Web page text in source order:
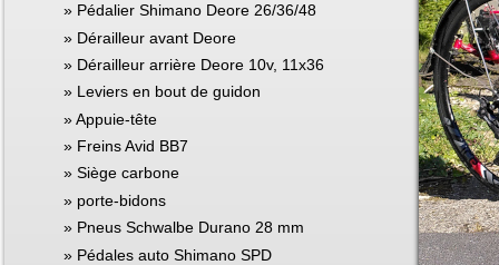
Pédalier Shimano Deore 26/36/48
Dérailleur avant Deore
Dérailleur arrière Deore 10v, 11x36
Leviers en bout de guidon
Appuie-tête
Freins Avid BB7
Siège carbone
porte-bidons
Pneus Schwalbe Durano 28 mm
Pédales auto Shimano SPD